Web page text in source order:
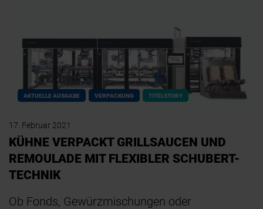
AKTUELLE AUSGABE VERPACKUNG TITELSTORY
17. Februar 2021
KÜHNE VERPACKT GRILLSAUCEN UND
REMOULADE MIT FLEXIBLER SCHUBERT-
TECHNIK
Ob Fonds, Gewürzmischungen oder